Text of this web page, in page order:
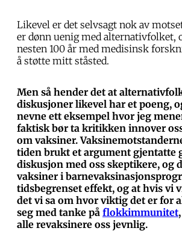
Likevel er det selvsagt nok av
er dønn uenig med alternativfolket,
nesten 100 år med medisinsk
å støtte mitt ståsted.
Men så hender det at
diskusjoner likevel har et poeng,
nevne ett eksempel hvor jeg
faktisk bør ta kritikken innover
om vaksiner.
tiden brukt et argument gjentatte
diskusjon med oss skeptikere, og
vaksiner i
tidsbegrenset effekt, og at hvis vi
det vi sa om hvor viktig det er for
seg med tanke på flokkimmunitet
alle revaksinere oss jevnlig.